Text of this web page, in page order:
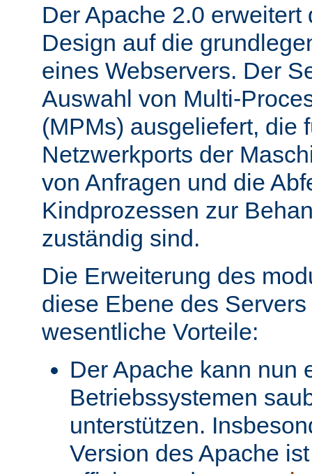
Der Apache 2.0
Design auf die
eines Webservers. Der
Auswahl von Multi-
(MPMs) ausgeliefert, die
Netzwerkports der
von Anfragen und die
Kindprozessen zur
zuständig sind.
Die Erweiterung des
diese Ebene des
wesentliche Vorteile:
Der Apache kann nun
Betriebssystemen
unterstützen.
Version des Apache